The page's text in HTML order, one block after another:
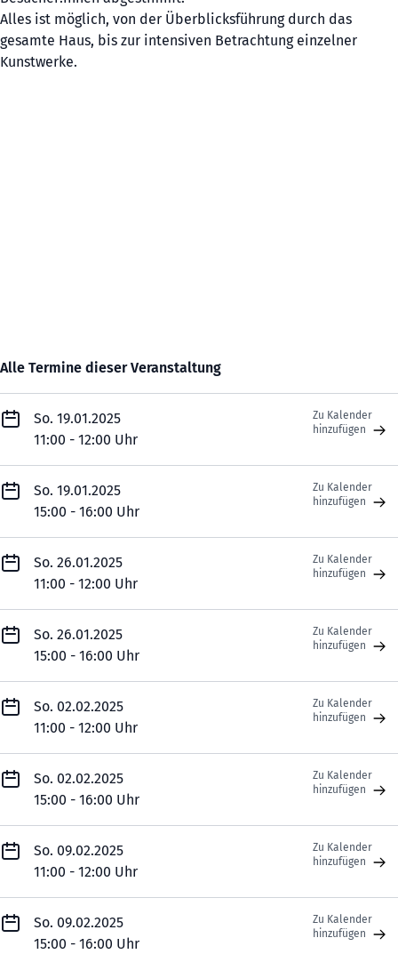
Alles ist möglich, von der Überblicksführung durch das
gesamte Haus, bis zur intensiven Betrachtung einzelner
Kunstwerke.
Alle Termine dieser Veranstaltung
So. 19.01.2025
11:00 - 12:00 Uhr
Zu Kalender
hinzufügen
So. 19.01.2025
15:00 - 16:00 Uhr
Zu Kalender
hinzufügen
So. 26.01.2025
11:00 - 12:00 Uhr
Zu Kalender
hinzufügen
So. 26.01.2025
15:00 - 16:00 Uhr
Zu Kalender
hinzufügen
So. 02.02.2025
11:00 - 12:00 Uhr
Zu Kalender
hinzufügen
So. 02.02.2025
15:00 - 16:00 Uhr
Zu Kalender
hinzufügen
So. 09.02.2025
11:00 - 12:00 Uhr
Zu Kalender
hinzufügen
So. 09.02.2025
15:00 - 16:00 Uhr
Zu Kalender
hinzufügen